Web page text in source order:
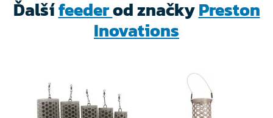
Verzia Caged je potom vhodná na plytšie vody, na
uzatváranie napríklad kukurica, kukiel alebo peliet a
návnady aspoň čiastočného uvoľňovania v stĺpci.
Dostupná v niekoľkých veľkostiach a gramážach
Ďalšífeederod značkyPreston
Inovations